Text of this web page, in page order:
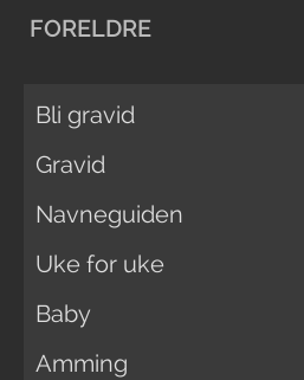
FORELDRE
Bli gravid
Gravid
Navneguiden
Uke for uke
Baby
Amming